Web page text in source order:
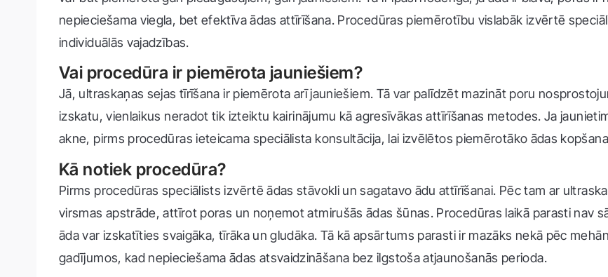
nepieciešama viegla, bet efektīva ādas attīrīšana. Procedūras piemērotību vislabāk izvērtē
individuālās vajadzības.
Vai procedūra ir piemērota jauniešiem?
Jā, ultraskaņas sejas tīrīšana ir piemērota arī jauniešiem. Tā var palīdzēt mazināt poru
izskatu, vienlaikus neradot tik izteiktu kairinājumu kā agresīvākas attīrīšanas metodes. Ja
akne, pirms procedūras ieteicama speciālista konsultācija, lai izvēlētos piemērotāko ādas
Kā notiek procedūra?
Pirms procedūras speciālists izvērtē ādas stāvokli un sagatavo ādu attīrīšanai. Pēc tam ar
virsmas apstrāde, attīrot poras un noņemot atmirušās ādas šūnas. Procedūras laikā parasti nav
āda var izskatīties svaigāka, tīrāka un gludāka. Tā kā apsārtums parasti ir mazāks nekā pēc
gadījumos, kad nepieciešama ādas atsvaidzināšana bez ilgstoša atjaunošanās perioda.